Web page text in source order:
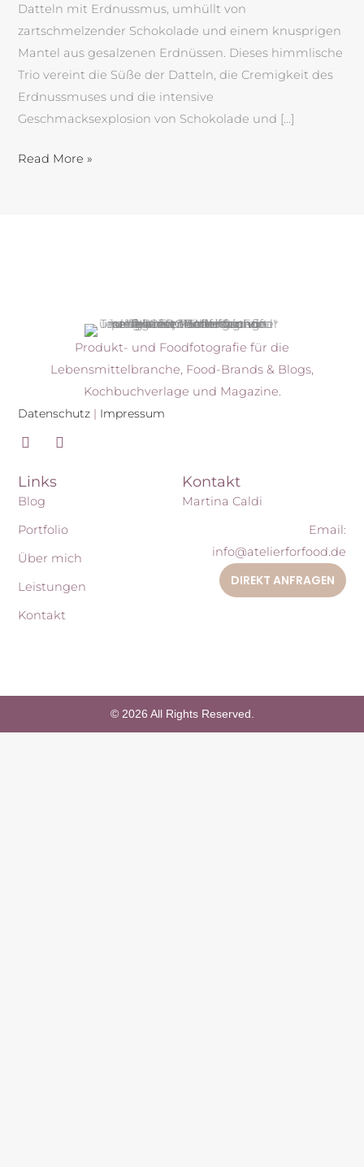
Datteln mit Erdnussmus, umhüllt von
zartschmelzender Schokolade und einem knusprigen
Mantel aus gesalzenen Erdnüssen. Dieses himmlische
Trio vereint die Süße der Datteln, die Cremigkeit des
Erdnussmuses und die intensive
Geschmacksexplosion von Schokolade und […]
Read More »
Links
Blog
Portfolio
Über mich
Leistungen
Kontakt
Produkt- und Foodfotografie für die
Lebensmittelbranche, Food-Brands & Blogs,
Kochbuchverlage und Magazine.
Datenschutz | Impressum
I
s
t
a
r
m
P
e
t
Kontakt
Martina Caldi
Email:
info@atelierforfood.de
DIREKT ANFRAGEN
© 2026 All Rights Reserved.